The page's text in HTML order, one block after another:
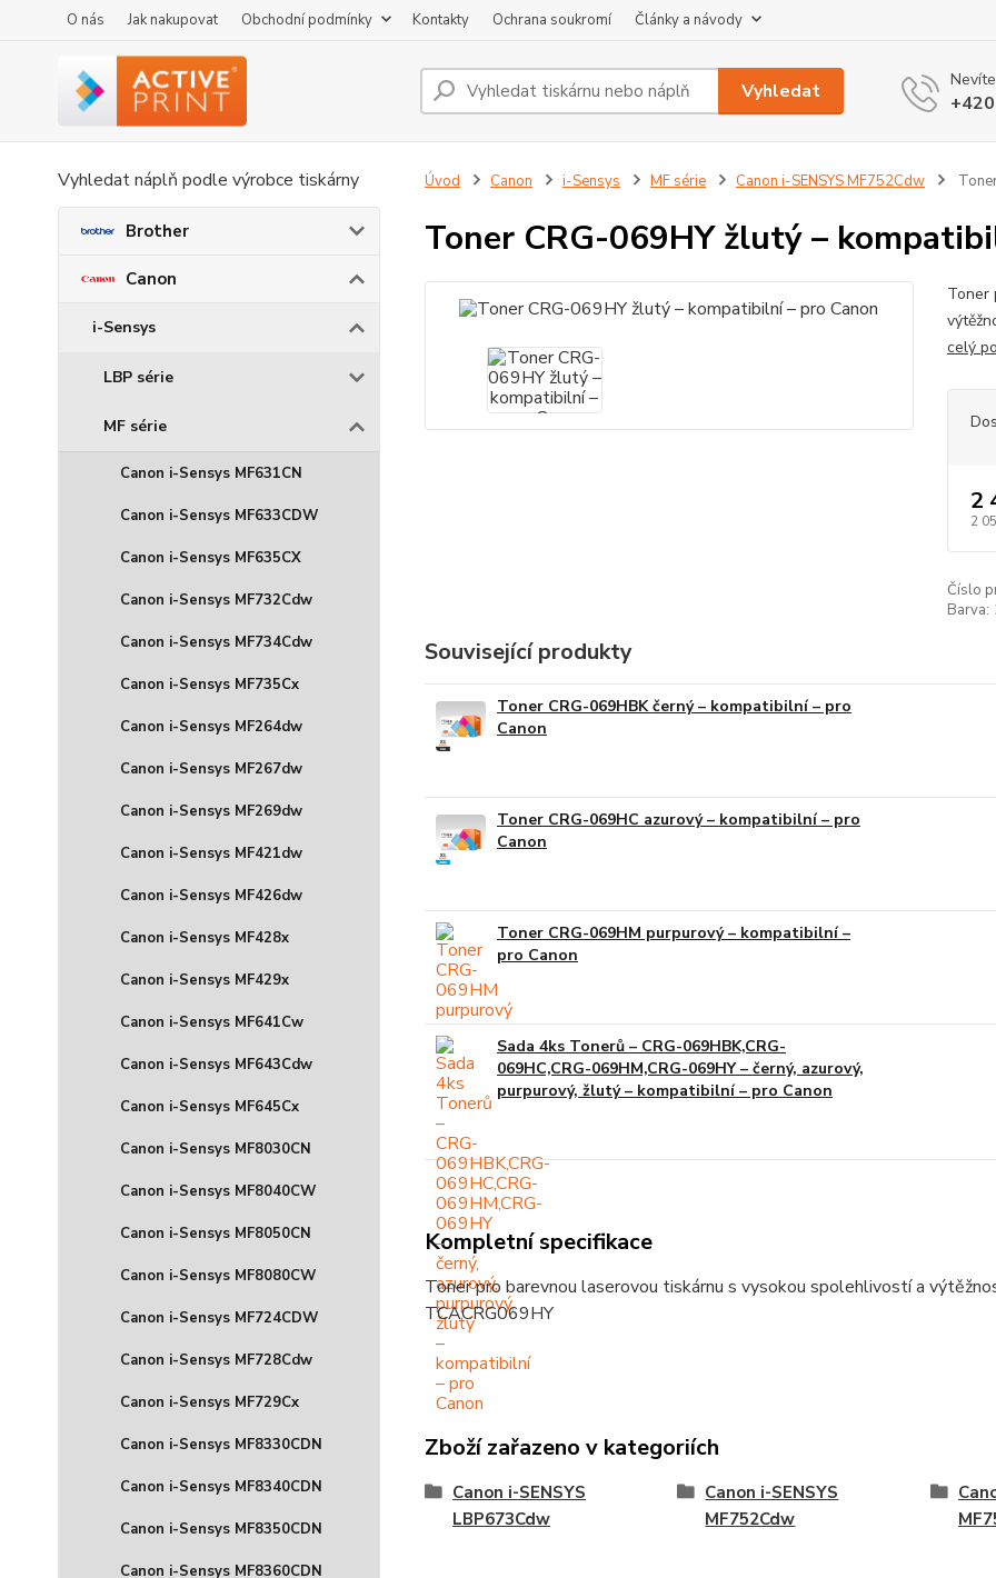
O nás Jak nakupovat Obchodní podmínky Kontakty Ochrana soukromí Články a návody
Vyhledat
Vyhledat náplň podle výrobce tiskárny
Brother
Canon
i-Sensys
LBP série
MF série
Canon i-Sensys MF631CN
Canon i-Sensys MF633CDW
Canon i-Sensys MF635CX
Canon i-Sensys MF732Cdw
Canon i-Sensys MF734Cdw
Canon i-Sensys MF735Cx
Canon i-Sensys MF264dw
Canon i-Sensys MF267dw
Canon i-Sensys MF269dw
Canon i-Sensys MF421dw
Canon i-Sensys MF426dw
Canon i-Sensys MF428x
Canon i-Sensys MF429x
Canon i-Sensys MF641Cw
Canon i-Sensys MF643Cdw
Canon i-Sensys MF645Cx
Canon i-Sensys MF8030CN
Canon i-Sensys MF8040CW
Canon i-Sensys MF8050CN
Canon i-Sensys MF8080CW
Canon i-Sensys MF724CDW
Canon i-Sensys MF728Cdw
Canon i-Sensys MF729Cx
Canon i-Sensys MF8330CDN
Canon i-Sensys MF8340CDN
Canon i-Sensys MF8350CDN
Canon i-Sensys MF8360CDN
Úvod Canon i-Sensys MF série Canon i-SENSYS MF752Cdw
Toner CRG-069HY žlutý –
Toner
celý
2
2
Číslo
Barva:
Související produkty
Toner CRG-069HBK černý – kompatibilní – pro
Canon
Toner CRG-069HC azurový – kompatibilní – pro
Canon
Toner CRG-069HM purpurový – kompatibilní –
pro Canon
Sada 4ks Tonerů – CRG-069HBK,CRG-
069HC,CRG-069HM,CRG-069HY – černý, azurový,
purpurový, žlutý – kompatibilní – pro Canon
Kompletní specifikace
Toner pro barevnou laserovou tiskárnu s vysokou spolehlivostí a
TCACRG069HY
Zboží zařazeno v kategoriích
Canon i-SENSYS
LBP673Cdw
Canon i-SENSYS
MF752Cdw